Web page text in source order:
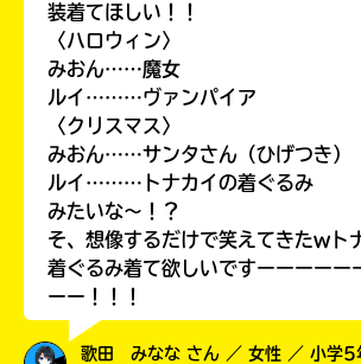
装着てほしい！！
〈ハロウィン〉
みおん……魔女
ルイ………ヴァンパイア
〈クリスマス〉
みおん……サンタさん（ひげつき）
ルイ………トナカイの着ぐるみ
みたいな〜！？
そ、想像するだけで笑えてきたwト
着ぐるみ着て欲しいですーーーーー
ーー！！！
歌田 みなな さん ／ 女性 ／ 小学5